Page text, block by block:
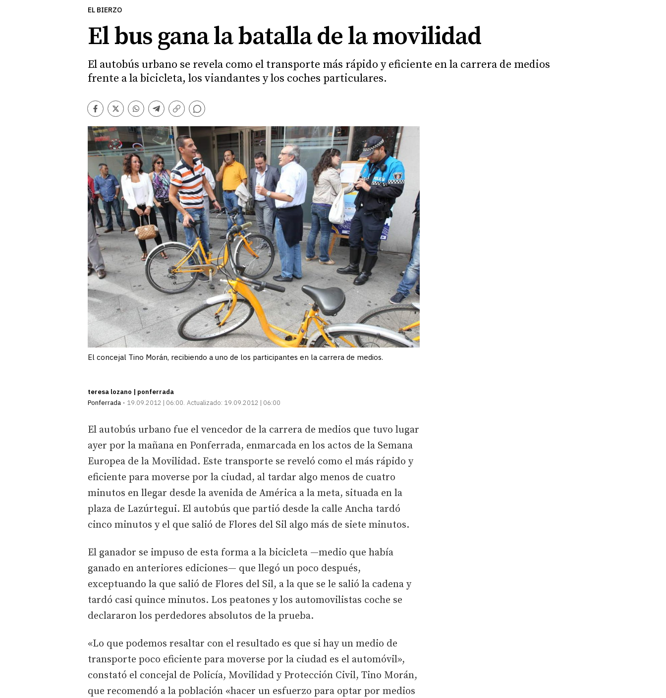
EL BIERZO
El bus gana la batalla de la movilidad
El autobús urbano se revela como el transporte más rápido y eficiente en la carrera de medios
frente a la bicicleta, los viandantes y los coches particulares.
Facebook
TwitterWhatsapp
Telegram
Copiar
enlace
Comentarios
El concejal Tino Morán, recibiendo a uno de los participantes en la carrera de medios.
teresa lozano | ponferrada
Ponferrada
19.09.2012 | 06:00 Actualizado: 19.09.2012 | 06:00
El autobús urbano fue el vencedor de la carrera de medios que tuvo lugar
ayer por la mañana en Ponferrada, enmarcada en los actos de la Semana
Europea de la Movilidad. Este transporte se reveló como el más rápido y
eficiente para moverse por la ciudad, al tardar algo menos de cuatro
minutos en llegar desde la avenida de América a la meta, situada en la
plaza de Lazúrtegui. El autobús que partió desde la calle Ancha tardó
cinco minutos y el que salió de Flores del Sil algo más de siete minutos.
El ganador se impuso de esta forma a la bicicleta —medio que había
ganado en anteriores ediciones— que llegó un poco después,
exceptuando la que salió de Flores del Sil, a la que se le salió la cadena y
tardó casi quince minutos. Los peatones y los automovilistas coche se
declararon los perdedores absolutos de la prueba.
«Lo que podemos resaltar con el resultado es que si hay un medio de
transporte poco eficiente para moverse por la ciudad es el automóvil»,
constató el concejal de Policía, Movilidad y Protección Civil, Tino Morán,
que recomendó a la población «hacer un esfuerzo para optar por medios